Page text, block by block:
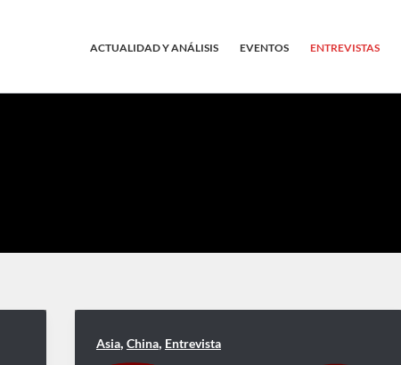
ACTUALIDAD Y ANÁLISIS EVENTOS ENTREVISTAS
Asia, China, Entrevista